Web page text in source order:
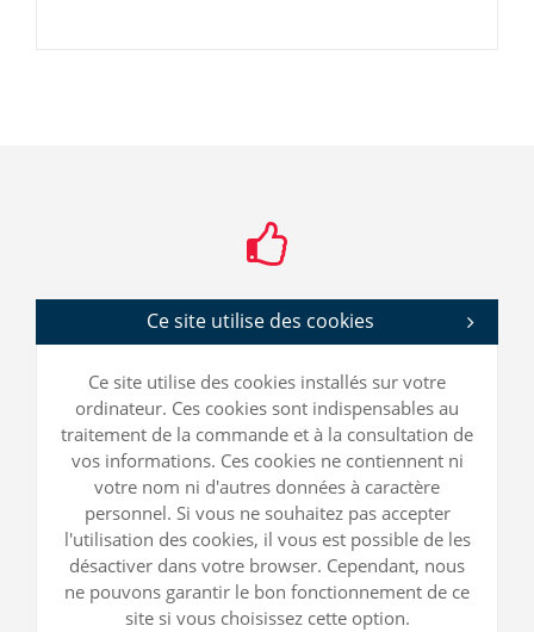
Ce site utilise des cookies
Ce site utilise des cookies installés sur votre
ordinateur. Ces cookies sont indispensables au
traitement de la commande et à la consultation de
vos informations. Ces cookies ne contiennent ni
votre nom ni d'autres données à caractère
personnel. Si vous ne souhaitez pas accepter
l'utilisation des cookies, il vous est possible de les
désactiver dans votre browser. Cependant, nous
ne pouvons garantir le bon fonctionnement de ce
site si vous choisissez cette option.